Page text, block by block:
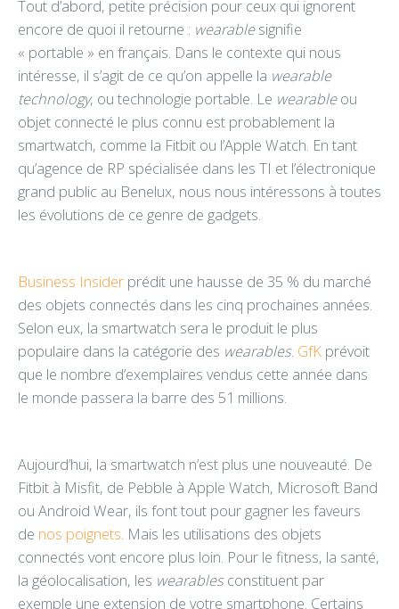
Tout d’abord, petite précision pour ceux qui ignorent
encore de quoi il retourne : wearablesignifie
« portable » en français. Dans le contexte qui nous
intéresse, il s’agit de ce qu’on appelle la wearable
technology, ou technologie portable. Le wearableou
objet connecté le plus connu est probablement la
smartwatch, comme la Fitbit ou l’Apple Watch. En tant
qu’agence de RP spécialisée dans les TI et l’électronique
grand public au Benelux, nous nous intéressons à toutes
les évolutions de ce genre de gadgets.
Business Insider prédit une hausse de 35 % du marché
des objets connectés dans les cinq prochaines années.
Selon eux, la smartwatch sera le produit le plus
populaire dans la catégorie des wearables. GfK prévoit
que le nombre d’exemplaires vendus cette année dans
le monde passera la barre des 51 millions.
Aujourd’hui, la smartwatch n’est plus une nouveauté. De
Fitbit à Misfit, de Pebble à Apple Watch, Microsoft Band
ou Android Wear, ils font tout pour gagner les faveurs
de nos poignets. Mais les utilisations des objets
connectés vont encore plus loin. Pour le fitness, la santé,
la géolocalisation, les wearablesconstituent par
exemple une extension de votre smartphone. Certains